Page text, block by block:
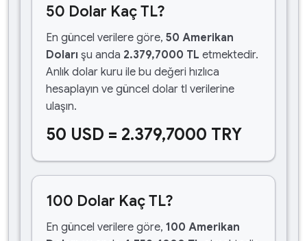
50 Dolar Kaç TL?
En güncel verilere göre, 50 Amerikan
Doları şu anda 2.379,7000 TL etmektedir.
Anlık dolar kuru ile bu değeri hızlıca
hesaplayın ve güncel dolar tl verilerine
ulaşın.
50 USD = 2.379,7000 TRY
100 Dolar Kaç TL?
En güncel verilere göre, 100 Amerikan